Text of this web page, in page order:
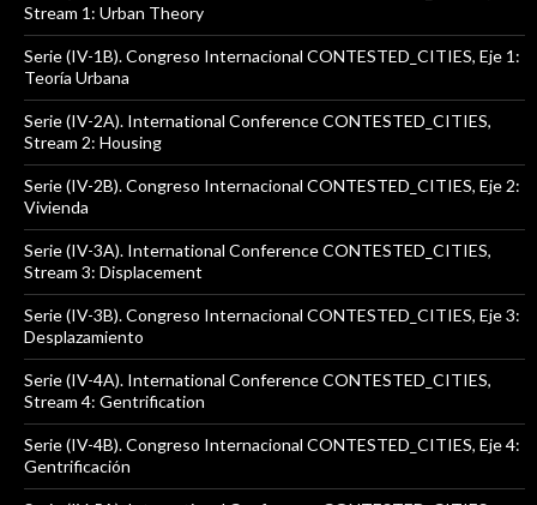
Stream 1: Urban Theory
Serie (IV-1B). Congreso Internacional CONTESTED_CITIES, Eje 1:
Teoría Urbana
Serie (IV-2A). International Conference CONTESTED_CITIES,
Stream 2: Housing
Serie (IV-2B). Congreso Internacional CONTESTED_CITIES, Eje 2:
Vivienda
Serie (IV-3A). International Conference CONTESTED_CITIES,
Stream 3: Displacement
Serie (IV-3B). Congreso Internacional CONTESTED_CITIES, Eje 3:
Desplazamiento
Serie (IV-4A). International Conference CONTESTED_CITIES,
Stream 4: Gentrification
Serie (IV-4B). Congreso Internacional CONTESTED_CITIES, Eje 4:
Gentrificación